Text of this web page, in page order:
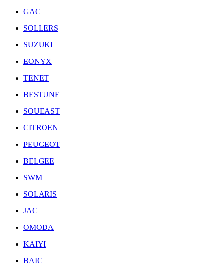
GAC
SOLLERS
SUZUKI
EONYX
TENET
BESTUNE
SOUEAST
CITROEN
PEUGEOT
BELGEE
SWM
SOLARIS
JAC
OMODA
KAIYI
BAIC